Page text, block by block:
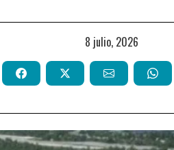
8 julio, 2026